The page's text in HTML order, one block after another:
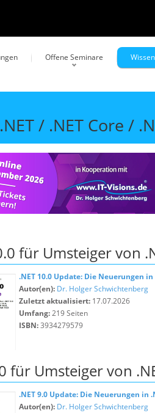
Offene Seminare Wissen
/ .NET Core /
für Umsteiger von
.NET 10.0 Update: Die Neuerungen in
Autor(en): Dr. Holger Schwichtenberg
Zuletzt aktualisiert: 17.07.2026
Umfang:219 Seiten
ISBN:3934279579
für Umsteiger von
.NET 9.0 Update: Die Neuerungen in
Autor(en): Dr. Holger Schwichtenberg